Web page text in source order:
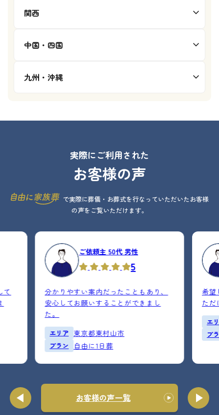
関西
中国・四国
九州・沖縄
実際にご利用された
お客様の声
で実際に葬儀・お葬式を行なっていただいたお客様
の声をご覧いただけます。
て
ご依頼主 50代 男性
5
分かりやすい案内だったこともあり、
安心してお願いすることができまし
た。
エリア 東京都東村山市
プラン 自由に1日葬
希望
ただ
エ
プ
お客様の声一覧